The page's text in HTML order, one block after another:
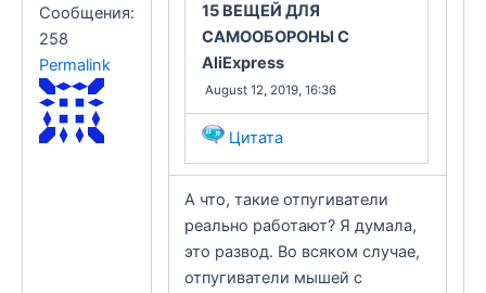
Сообщения:
258
Permalink
15 ВЕЩЕЙ ДЛЯ
САМООБОРОНЫ С
AliExpress
August 12, 2019, 16:36
Цитата
А что, такие отпугиватели
реально работают? Я думала,
это развод. Во всяком случае,
отпугиватели мышей с